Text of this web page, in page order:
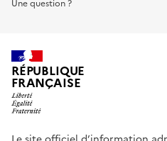
Une question ?
RÉPUBLIQUE
FRANÇAISE